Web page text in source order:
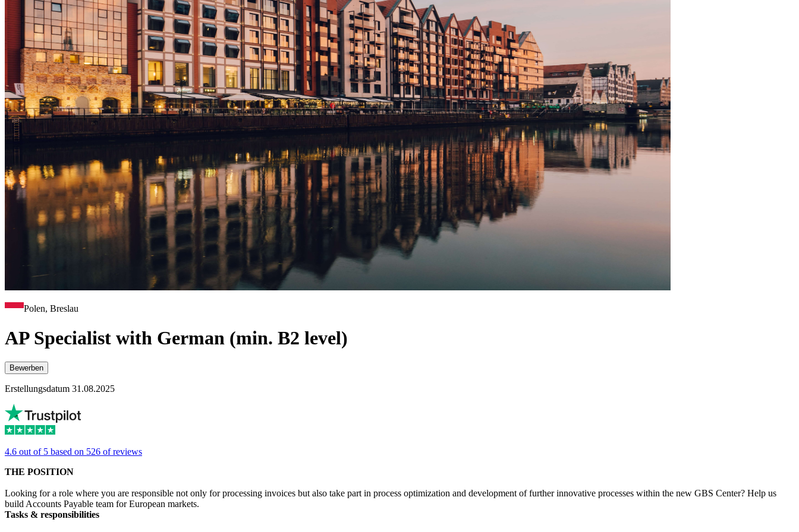
Polen, Breslau
AP Specialist with German (min. B2 level)
Bewerben
Erstellungsdatum 31.08.2025
4.6 out of 5 based on 526 of reviews
THE POSITION
Looking for a role where you are responsible not only for processing invoices but also take part in process optimization and development of further innovative processes within the new GBS Center? Help us
build Accounts Payable team for European markets.
Tasks & responsibilities